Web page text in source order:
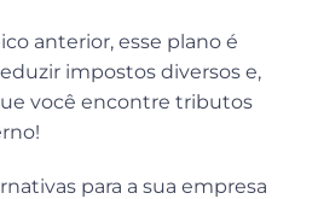
anterior, esse plano é
impostos diversos e,
você encontre tributos
para a sua empresa